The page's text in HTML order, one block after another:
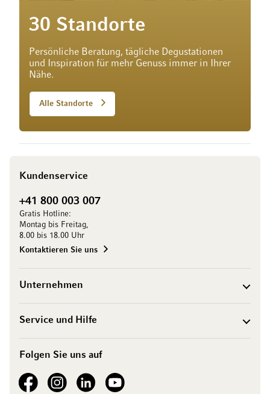
30 Standorte
Persönliche Beratung, tägliche Degustationen
und Inspiration für mehr Genuss immer in Ihrer
Nähe.
Alle Standorte
Kundenservice
+41 800 003 007
Gratis Hotline:
Montag bis Freitag,
8.00 bis 18.00 Uhr
Kontaktieren Sie uns
Unternehmen
Service und Hilfe
Folgen Sie uns auf
See our FacebookSee our Instagram account
See our LinkedInSee our YouTube channel